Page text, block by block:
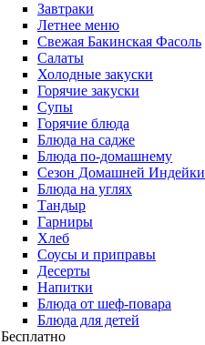
Завтраки
Летнее меню
Свежая Бакинская Фасоль
Салаты
Холодные закуски
Горячие закуски
Супы
Горячие блюда
Блюда на садже
Блюда по-домашнему
Сезон Домашней Индейки
Блюда на углях
Тандыр
Гарниры
Хлеб
Соусы и приправы
Десерты
Напитки
Блюда от шеф-повара
Блюда для детей
Бесплатно